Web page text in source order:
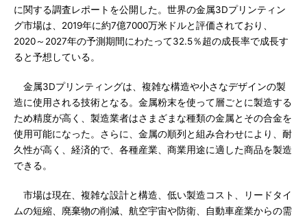
に関する調査レポートを公開した。世界の金属3Dプリンティン
グ市場は、2019年に約7億7000万米ドルと評価されており、
2020～2027年の予測期間にわたって32.5％超の成長率で成長す
ると予想している。
金属3Dプリンティングは、複雑な構造や小さなデザインの製
造に使用される技術となる。金属粉末を使って層ごとに製造する
ため精度が高く、製造業者はさまざまな種類の金属とその合金を
使用可能になった。さらに、金属の順列と組み合わせにより、耐
久性が高く、経済的で、各種産業、商業用途に適した商品を製造
できる。
市場は現在、複雑な設計と構造、低い製造コスト、リードタイ
ムの短縮、廃棄物の削減、航空宇宙や防衛、自動車産業からの需